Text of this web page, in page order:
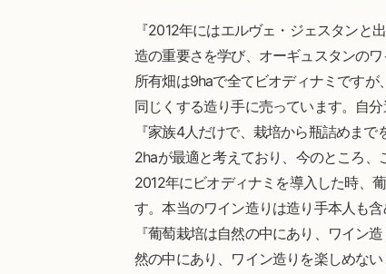
『2012年にはエルヴェ・ジェスタンと
造の重要さを学び、オーギュスタンのワ
所有畑は9haで全てビオディナミです
同じくする造り手に売っています。自分
『家族4人だけで、栽培から瓶詰めま
2haが最適と考えており、今のところ、
2012年にビオディナミを導入した時、
す。本当のワイン造りは造り手本人も含
『葡萄栽培は自然の中にあり、ワイン
然の中にあり、ワイン造りを楽しめな